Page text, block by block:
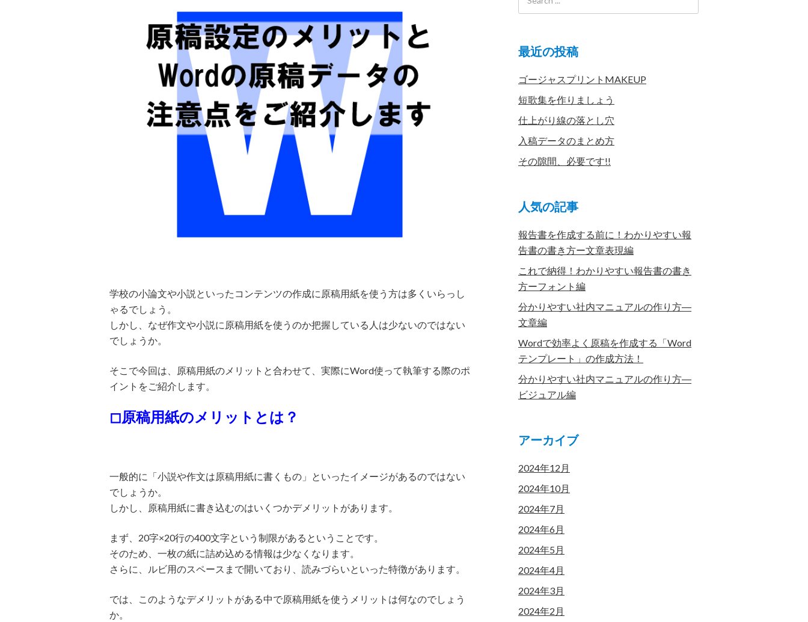
学校の小論文や小説といったコンテンツの作成に原稿用紙を使う方は多くいらっし
ゃるでしょう。
しかし、なぜ作文や小説に原稿用紙を使うのか把握している人は少ないのではない
でしょうか。
そこで今回は、原稿用紙のメリットと合わせて、実際にWord使って執筆する際のポ
イントをご紹介します。
◻︎原稿用紙のメリットとは？
一般的に「小説や作文は原稿用紙に書くもの」といったイメージがあるのではない
でしょうか。
しかし、原稿用紙に書き込むのはいくつかデメリットがあります。
まず、20字×20行の400文字という制限があるということです。
そのため、一枚の紙に詰め込める情報は少なくなります。
さらに、ルビ用のスペースまで開いており、読みづらいといった特徴があります。
では、このようなデメリットがある中で原稿用紙を使うメリットは何なのでしょう
か。
最近の投稿
ゴージャスプリントMAKEUP
短歌集を作りましょう
仕上がり線の落とし穴
入稿データのまとめ方
その隙間、必要です!!
人気の記事
報告書を作成する前に！わかりやすい報
告書の書き方ー文章表現編
これで納得！わかりやすい報告書の書き
方ーフォント編
分かりやすい社内マニュアルの作り方―
文章編
Wordで効率よく原稿を作成する「Word
テンプレート」の作成方法！
分かりやすい社内マニュアルの作り方―
ビジュアル編
アーカイブ
2024年12月
2024年10月
2024年7月
2024年6月
2024年5月
2024年4月
2024年3月
2024年2月